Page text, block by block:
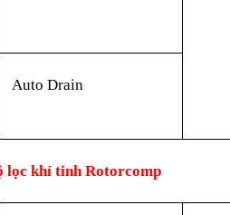
Auto Drain
lọc khí tinh Rotorcomp